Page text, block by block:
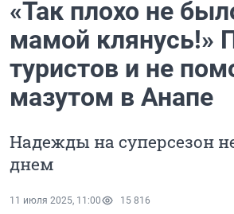
«Так плохо не
мамой клянусь!»
туристов и не
мазутом в Анапе
Надежды на суперсезон
днем
11 июля 2025, 11:00 15 816